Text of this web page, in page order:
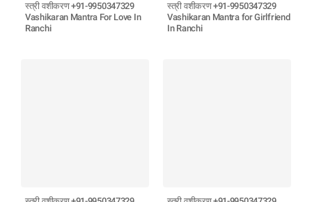
स्त्री वशीकरण +91-9950347329
Vashikaran Mantra For Love In
Ranchi
स्त्री वशीकरण +91-9950347329
Vashikaran Mantra for Girlfriend
In Ranchi